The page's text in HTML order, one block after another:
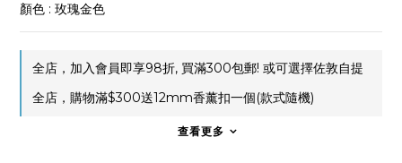
顏色 : 玫瑰金色
全店，加入會員即享98折, 買滿300包郵! 或可選擇佐敦自提
全店，購物滿$300送12mm香薰扣一個(款式隨機)
查看更多